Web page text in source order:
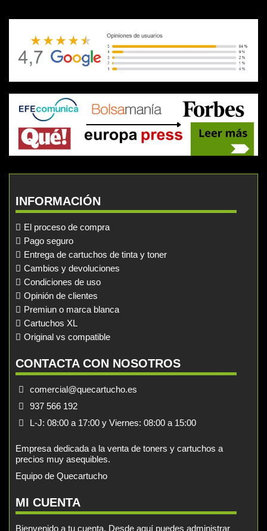
INFORMACIÓN
El proceso de compra
Pago seguro
Entrega de cartuchos de tinta y toner
Cambios y devoluciones
Condiciones de uso
Opinión de clientes
Premiun o marca blanca
Cartuchos XL
Original vs compatible
CONTACTA CON NOSOTROS
comercial@quecartucho.es
937 566 192
L-J: 08:00 a 17:00 y Viernes: 08:00 a 15:00
Empresa dedicada a la venta de toners y cartuchos a
precios muy asequibles.
Equipo de Quecartucho
MI CUENTA
Bienvenido a tu cuenta. Desde aquí puedes administrar